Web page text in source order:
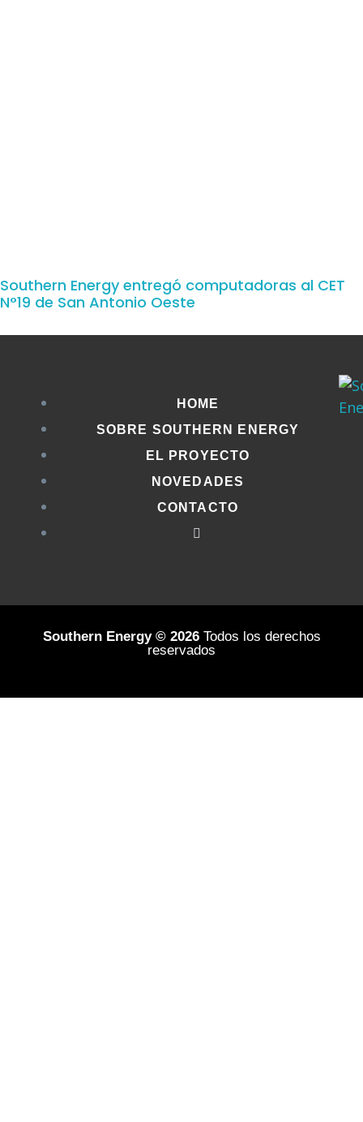
Southern Energy entregó computadoras al CET
N°19 de San Antonio Oeste
HOME
SOBRE SOUTHERN ENERGY
EL PROYECTO
NOVEDADES
CONTACTO
Southern Energy © 2026 Todos los derechos
reservados